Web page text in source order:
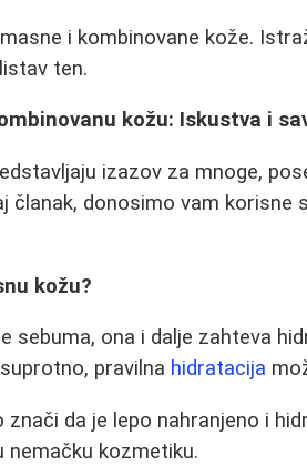
i kombinovane kože.
ten.
kožu: Iskustva i
izazov za mnoge,
članak, donosimo vam korisne
kožu?
sebuma, ona i dalje zahteva
pravilna hidratacija
da je lepo nahranjeno i
kozmetiku.